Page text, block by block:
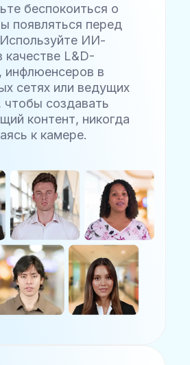
беспокоиться о
появляться перед
ИИ-
качестве L&D-
инфлюенсеров в
сетях или ведущих
чтобы создавать
контент, никогда
к камере.